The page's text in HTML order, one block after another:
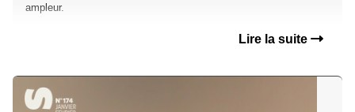
ampleur.
Lire la suite